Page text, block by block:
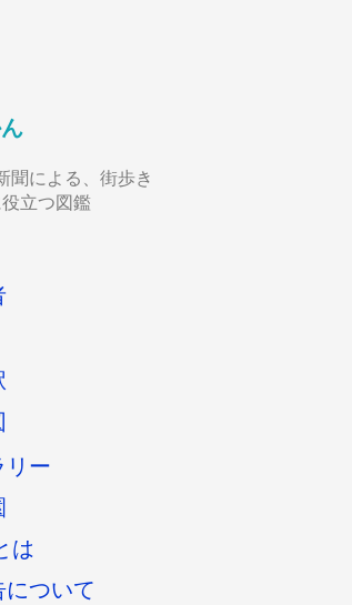
聞による、街歩き
立つ図鑑
リー
は
ついて